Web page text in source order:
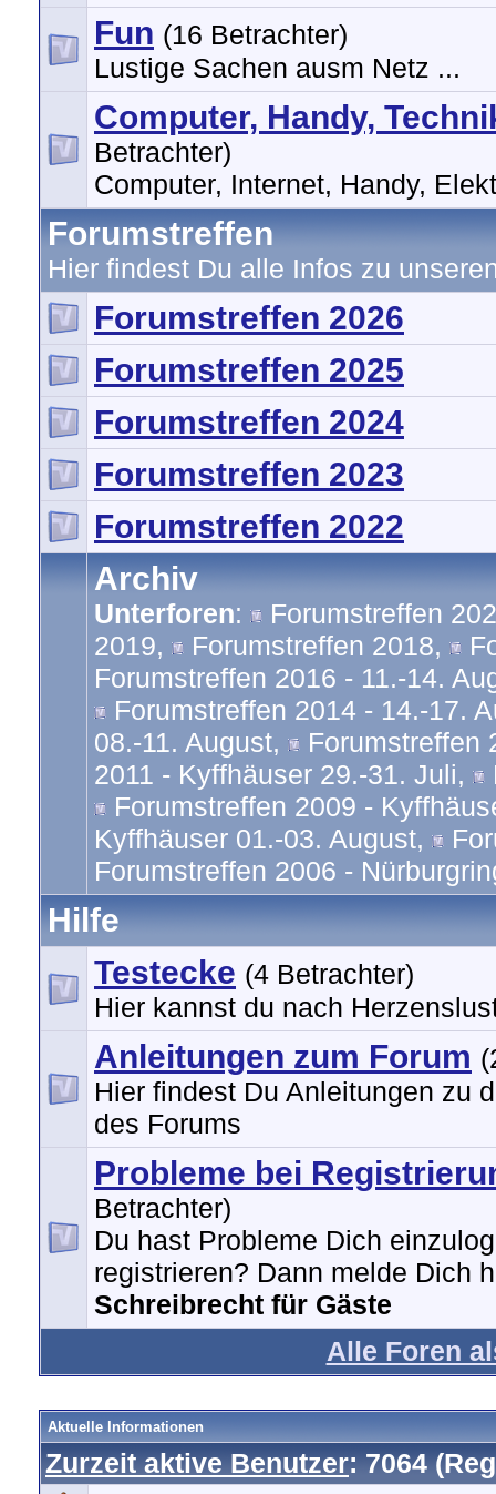
Fun (16 Betrachter)
Lustige Sachen ausm Netz ...
Computer, Handy,
Betrachter)
Computer, Internet, Handy,
Forumstreffen
Hier findest Du alle Infos zu
Forumstreffen 2026
Forumstreffen 2025
Forumstreffen 2024
Forumstreffen 2023
Forumstreffen 2022
Archiv
Unterforen:
Forumstreffen
2019, Forumstreffen 2018,
Forumstreffen 2016 - 11.-14.
Forumstreffen 2014 - 14.-17.
08.-11. August,
Forumstreffen
2011 - Kyffhäuser 29.-31. Juli,
Forumstreffen 2009 -
Kyffhäuser 01.-03. August,
Forumstreffen 2006 -
Hilfe
Testecke (4 Betrachter)
Hier kannst du nach
Anleitungen zum Forum
Hier findest Du Anleitungen zu
des Forums
Probleme bei
Betrachter)
Du hast Probleme Dich
registrieren? Dann melde Dich
Schreibrecht für Gäste
Alle Foren
Aktuelle Informationen
Zurzeit aktive Benutzer: 7064